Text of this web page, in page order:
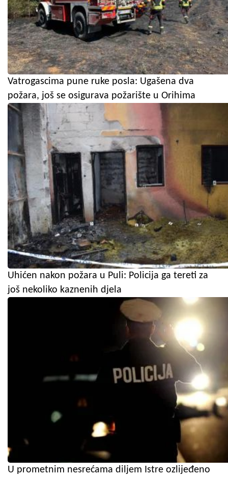
Vatrogascima pune ruke posla: Ugašena dva
požara, još se osigurava požarište u Orihima
Uhićen nakon požara u Puli: Policija ga tereti za
još nekoliko kaznenih djela
U prometnim nesrećama diljem Istre ozlijeđeno